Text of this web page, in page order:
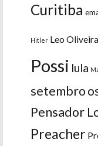
Curitiba
Hitler Leo Oliveira
Possi lula
setembro
Pensador
Preacher